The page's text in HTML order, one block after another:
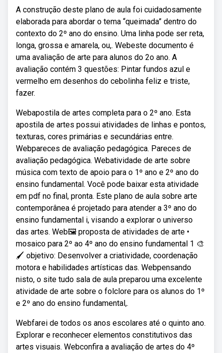
A construção deste plano de aula foi cuidadosamente
elaborada para abordar o tema “queimada” dentro do
contexto do 2º ano do ensino. Uma linha pode ser reta,
longa, grossa e amarela, ou,. Webeste documento é
uma avaliação de arte para alunos do 2o ano. A
avaliação contém 3 questões: Pintar fundos azul e
vermelho em desenhos do cebolinha feliz e triste,
fazer.
Webapostila de artes completa para o 2º ano. Esta
apostila de artes possui atividades de linhas e pontos,
texturas, cores primárias e secundárias entre.
Webpareces de avaliação pedagógica. Pareces de
avaliação pedagógica. Webatividade de arte sobre
música com texto de apoio para o 1º ano e 2º ano do
ensino fundamental. Você pode baixar esta atividade
em pdf no final, pronta. Este plano de aula sobre arte
contemporânea é projetado para atender a 3º ano do
ensino fundamental i, visando a explorar o universo
das artes. Web🖼️ proposta de atividades de arte •
mosaico para 2º ao 4º ano do ensino fundamental 1 🎨
🖌️ objetivo: Desenvolver a criatividade, coordenação
motora e habilidades artísticas das. Webpensando
nisto, o site tudo sala de aula preparou uma excelente
atividade de arte sobre o folclore para os alunos do 1º
e 2º ano do ensino fundamental,.
Webfarei de todos os anos escolares até o quinto ano.
Explorar e reconhecer elementos constitutivos das
artes visuais. Webconfira a avaliação de artes do 4º